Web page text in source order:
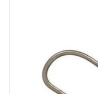
Naturals